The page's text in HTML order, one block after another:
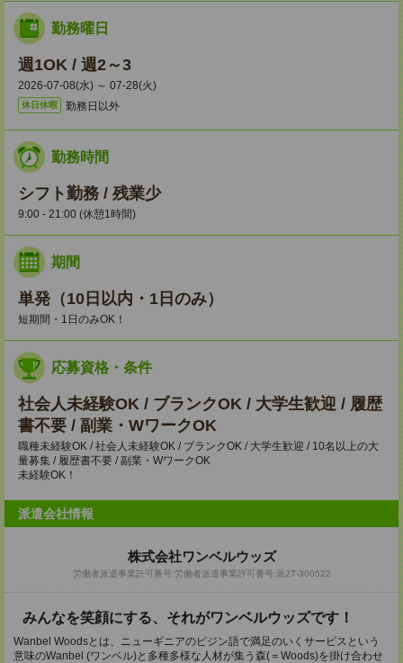
勤務曜日
週1OK / 週2～3
2026-07-08(水) ～ 07-28(火)
休日休暇 勤務日以外
勤務時間
シフト勤務 / 残業少
9:00 - 21:00 (休憩1時間)
期間
単発（10日以内・1日のみ）
短期間・1日のみOK！
応募資格・条件
社会人未経験OK / ブランクOK / 大学生歓迎 / 履歴
書不要 / 副業・WワークOK
職種未経験OK / 社会人未経験OK / ブランクOK / 大学生歓迎 / 10名以上の大
量募集 / 履歴書不要 / 副業・WワークOK
未経験OK！
派遣会社情報
株式会社ワンベルウッズ
労働者派遣事業許可番号:労働者派遣事業許可番号:派27-300522
みんなを笑顔にする、それがワンベルウッズです！
Wanbel Woodsとは、ニューギニアのピジン語で満足のいくサービスという
意味のWanbel (ワンベル)と多種多様な人材が集う森(＝Woods)を掛け合わせ